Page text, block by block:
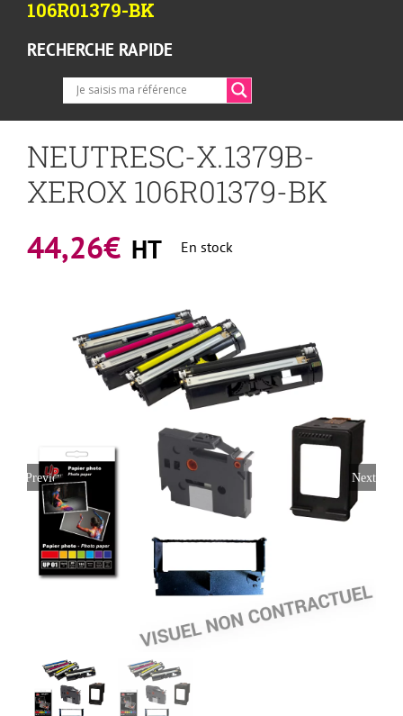
106R01379-BK
RECHERCHE RAPIDE
NEUTRESC-X.1379B-
XEROX 106R01379-BK
44,26€ HT En stock
Previous Next